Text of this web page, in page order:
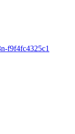
f9f4fc4325c1